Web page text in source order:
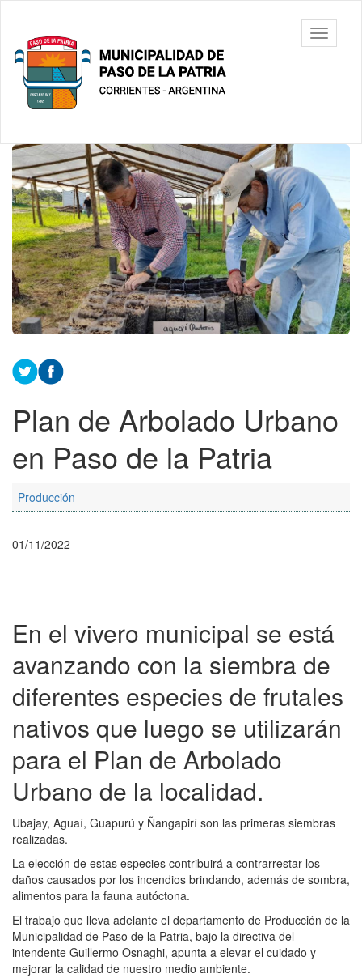
contenido
principal
Municipalidad
de Paso De
La Patria
barra
Contenido
principal
Plan de Arbolado Urbano
en Paso de la Patria
Producción
01/11/2022
En el vivero municipal se está
avanzando con la siembra de
diferentes especies de frutales
nativos que luego se utilizarán
para el Plan de Arbolado
Urbano de la localidad.
Ubajay, Aguaí, Guapurú y Ñangapirí son las primeras siembras
realizadas.
La elección de estas especies contribuirá a contrarrestar los
daños causados por los incendios brindando, además de sombra,
alimentos para la fauna autóctona.
El trabajo que lleva adelante el departamento de Producción de la
Municipalidad de Paso de la Patria, bajo la directiva del
intendente Guillermo Osnaghi, apunta a elevar el cuidado y
mejorar la calidad de nuestro medio ambiente.